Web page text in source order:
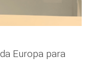
Europa para